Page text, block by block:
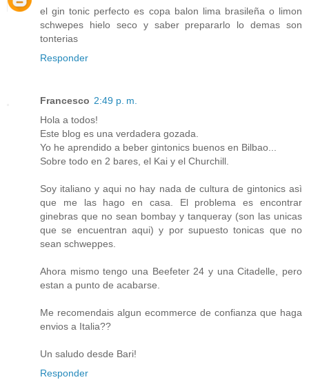
el gin tonic perfecto es copa balon lima brasileña o limon
schwepes hielo seco y saber prepararlo lo demas son
tonterias
Responder
Francesco 2:49 p. m.
Hola a todos!
Este blog es una verdadera gozada.
Yo he aprendido a beber gintonics buenos en Bilbao...
Sobre todo en 2 bares, el Kai y el Churchill.
Soy italiano y aqui no hay nada de cultura de gintonics asì
que me las hago en casa. El problema es encontrar
ginebras que no sean bombay y tanqueray (son las unicas
que se encuentran aqui) y por supuesto tonicas que no
sean schweppes.
Ahora mismo tengo una Beefeter 24 y una Citadelle, pero
estan a punto de acabarse.
Me recomendais algun ecommerce de confianza que haga
envios a Italia??
Un saludo desde Bari!
Responder